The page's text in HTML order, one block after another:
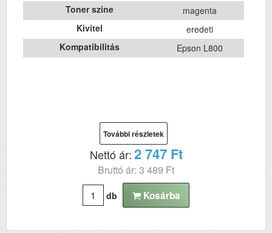
Toner szine
magenta
Kivitel
eredeti
Kompatibilitás
Epson L800
További részletek
Nettó ár:2 747 Ft
Bruttó ár: 3 489 Ft
db Kosárba